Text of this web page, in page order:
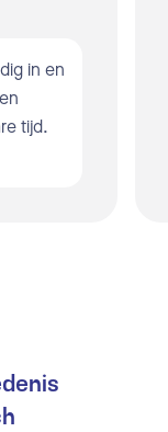
in en
tijd.